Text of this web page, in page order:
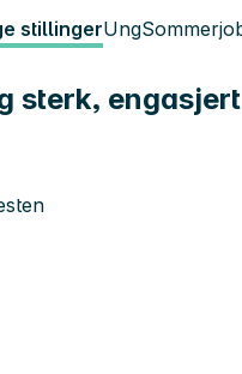
stillingerUng
sterk,